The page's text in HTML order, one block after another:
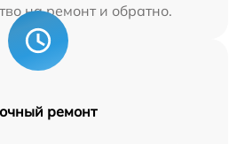
на ремонт и обратно.
ремонт